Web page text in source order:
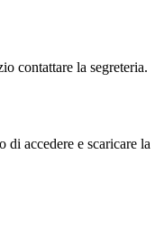
contattare la segreteria.
di accedere e scaricare la